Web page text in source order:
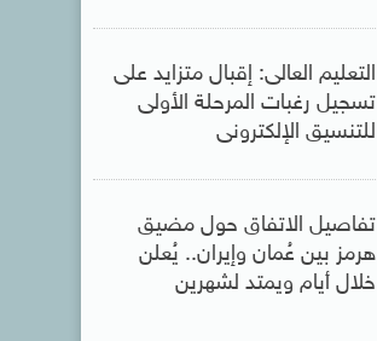
التعليم العالى: إقبال متزايد على
تسجيل رغبات المرحلة الأولى
للتنسيق الإلكترونى
تفاصيل الاتفاق حول مضيق
هرمز بين عُمان وإيران.. يُعلن
خلال أيام ويمتد لشهرين